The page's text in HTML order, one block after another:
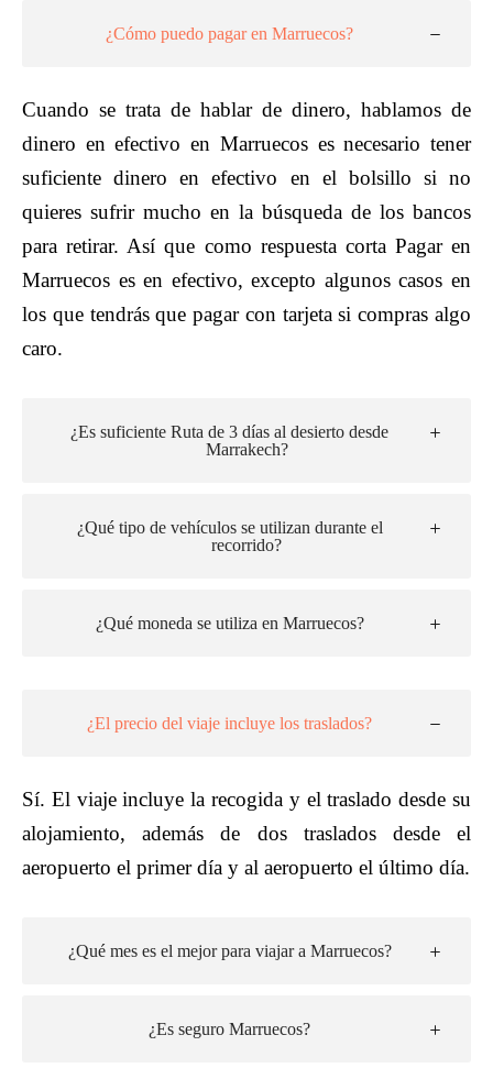
¿Cómo puedo pagar en Marruecos?
Cuando se trata de hablar de dinero, hablamos de
dinero en efectivo en Marruecos es necesario tener
suficiente dinero en efectivo en el bolsillo si no
quieres sufrir mucho en la búsqueda de los bancos
para retirar. Así que como respuesta corta Pagar en
Marruecos es en efectivo, excepto algunos casos en
los que tendrás que pagar con tarjeta si compras algo
caro.
¿Es suficiente Ruta de 3 días al desierto desde
Marrakech?
¿Qué tipo de vehículos se utilizan durante el
recorrido?
¿Qué moneda se utiliza en Marruecos?
¿El precio del viaje incluye los traslados?
Sí. El viaje incluye la recogida y el traslado desde su
alojamiento, además de dos traslados desde el
aeropuerto el primer día y al aeropuerto el último día.
¿Qué mes es el mejor para viajar a Marruecos?
¿Es seguro Marruecos?